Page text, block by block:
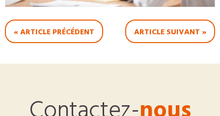
« ARTICLE PRÉCÉDENT ARTICLE SUIVANT »